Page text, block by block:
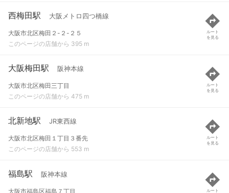
西梅田駅 大阪メトロ四つ橋線
大阪市北区梅田２-２-２５
このページの店舗から 395 m
ルート
を見る
大阪梅田駅 阪神本線
大阪市北区梅田三丁目
このページの店舗から 475 m
ルート
を見る
北新地駅 JR東西線
大阪市北区梅田１丁目３番先
このページの店舗から 553 m
ルート
を見る
福島駅 阪神本線
大阪市福島区福島７丁目
ルート